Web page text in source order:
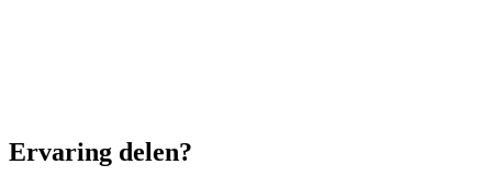
Ervaring delen?